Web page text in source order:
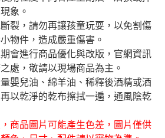
象。
裂，請勿再讓孩童玩耍，以免割傷
物件，造成嚴重傷害。
會進行商品優化與改版，官網資訊
處，敬請以現場商品為主。
嬰兒油、綿羊油、稀釋後酒精或酒
以乾淨的乾布擦拭一遍，通風陰乾
商品圖片可能產生色差，圖片僅供